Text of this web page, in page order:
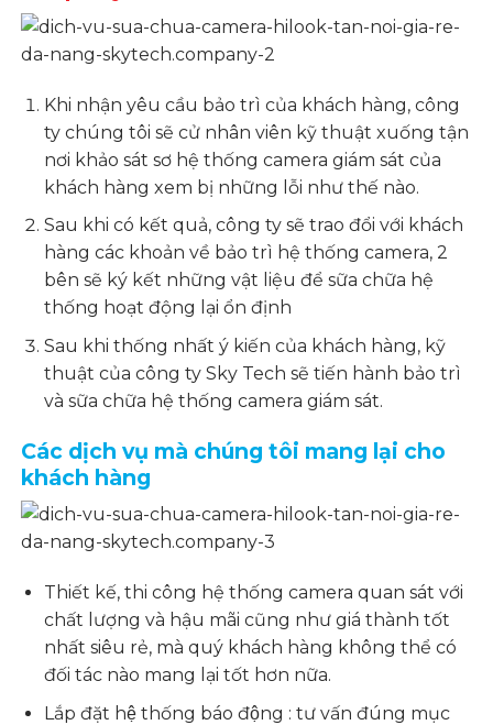
Khi nhận yêu cầu bảo trì của khách hàng, công
ty chúng tôi sẽ cử nhân viên kỹ thuật xuống tận
nơi khảo sát sơ hệ thống camera giám sát của
khách hàng xem bị những lỗi như thế nào.
Sau khi có kết quả, công ty sẽ trao đổi với khách
hàng các khoản về bảo trì hệ thống camera, 2
bên sẽ ký kết những vật liệu để sữa chữa hệ
thống hoạt động lại ổn định
Sau khi thống nhất ý kiến của khách hàng, kỹ
thuật của công ty Sky Tech sẽ tiến hành bảo trì
và sữa chữa hệ thống camera giám sát.
Các dịch vụ mà chúng tôi mang lại cho
khách hàng
Thiết kế, thi công hệ thống camera quan sát với
chất lượng và hậu mãi cũng như giá thành tốt
nhất siêu rẻ, mà quý khách hàng không thể có
đối tác nào mang lại tốt hơn nữa.
Lắp đặt hệ thống báo động : tư vấn đúng mục